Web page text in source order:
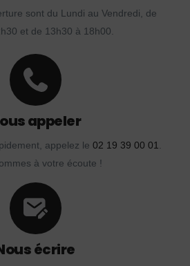
sont du Lundi au Vendredi, de
et de 13h30 à 18h00.
appeler
appelez le 02 19 39 00 01.
à votre écoute !
écrire